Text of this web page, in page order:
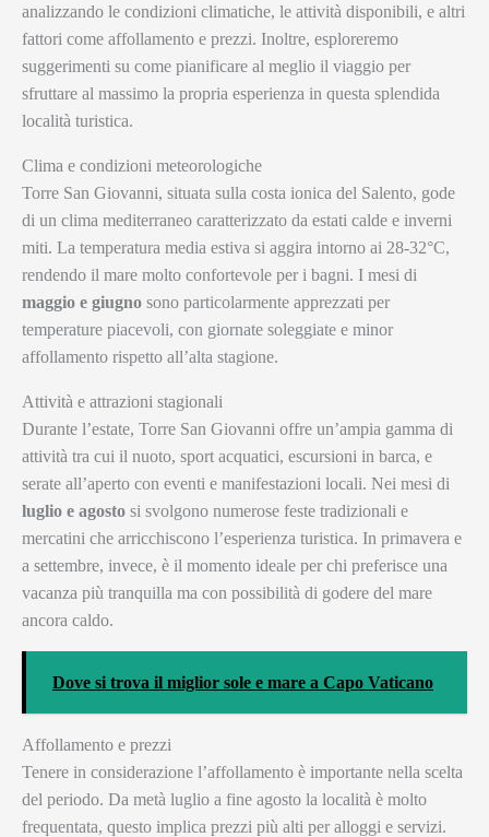
analizzando le condizioni climatiche, le attività disponibili, e altri
fattori come affollamento e prezzi. Inoltre, esploreremo
suggerimenti su come pianificare al meglio il viaggio per
sfruttare al massimo la propria esperienza in questa splendida
località turistica.
Clima e condizioni meteorologiche
Torre San Giovanni, situata sulla costa ionica del Salento, gode
di un clima mediterraneo caratterizzato da estati calde e inverni
miti. La temperatura media estiva si aggira intorno ai 28-32°C,
rendendo il mare molto confortevole per i bagni. I mesi di
maggio e giugno sono particolarmente apprezzati per
temperature piacevoli, con giornate soleggiate e minor
affollamento rispetto all’alta stagione.
Attività e attrazioni stagionali
Durante l’estate, Torre San Giovanni offre un’ampia gamma di
attività tra cui il nuoto, sport acquatici, escursioni in barca, e
serate all’aperto con eventi e manifestazioni locali. Nei mesi di
luglio e agosto si svolgono numerose feste tradizionali e
mercatini che arricchiscono l’esperienza turistica. In primavera e
a settembre, invece, è il momento ideale per chi preferisce una
vacanza più tranquilla ma con possibilità di godere del mare
ancora caldo.
Dove si trova il miglior sole e mare a Capo Vaticano
Affollamento e prezzi
Tenere in considerazione l’affollamento è importante nella scelta
del periodo. Da metà luglio a fine agosto la località è molto
frequentata, questo implica prezzi più alti per alloggi e servizi.